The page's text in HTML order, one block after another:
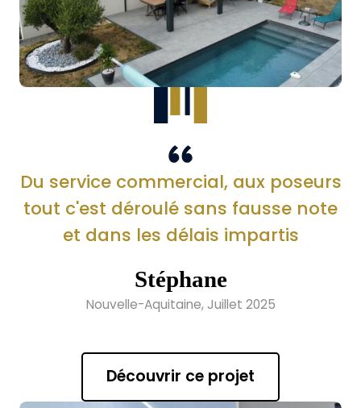
Du service commercial, aux poseurs
tout c'est déroulé sans fausse note
et dans les délais impartis
Stéphane
Nouvelle-Aquitaine, Juillet 2025
Découvrir ce projet